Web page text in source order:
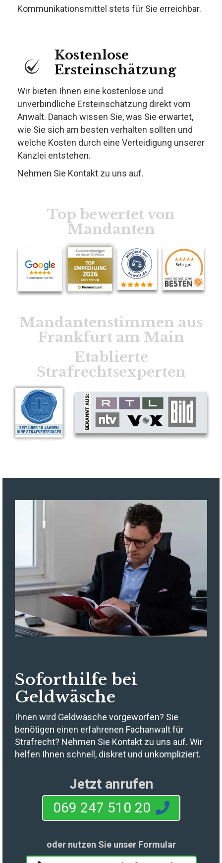
Kommunikationsmittel stets für Sie erreichbar.
Kostenlose
Ersteinschätzung
Wir bieten Ihnen eine kostenlose und
unverbindliche Ersteinschätzung direkt vom
Anwalt. Danach wissen Sie, was Sie erwartet,
wie Sie sich am besten verhalten sollten und
welche Kosten durch eine Verteidigung unserer
Kanzlei entstehen.
Nehmen Sie Kontakt zu uns auf.
Top bewertet von
Mandanten
Mandantenstimmen aus
Frankfurt am Main
Etablierte
Strafrechtsexperten
Soforthilfe bei
Geldwäsche
Ihnen wird Geldwäsche vorgeworfen? Sie
benötigen einen erfahrenen Fachanwalt für
Strafrecht? Nehmen Sie Kontakt zu uns auf. Wir
helfen Ihnen schnell, diskret und unkompliziert.
Jetzt anrufen
069 247 510 20
oder nutzen Sie unser Formular